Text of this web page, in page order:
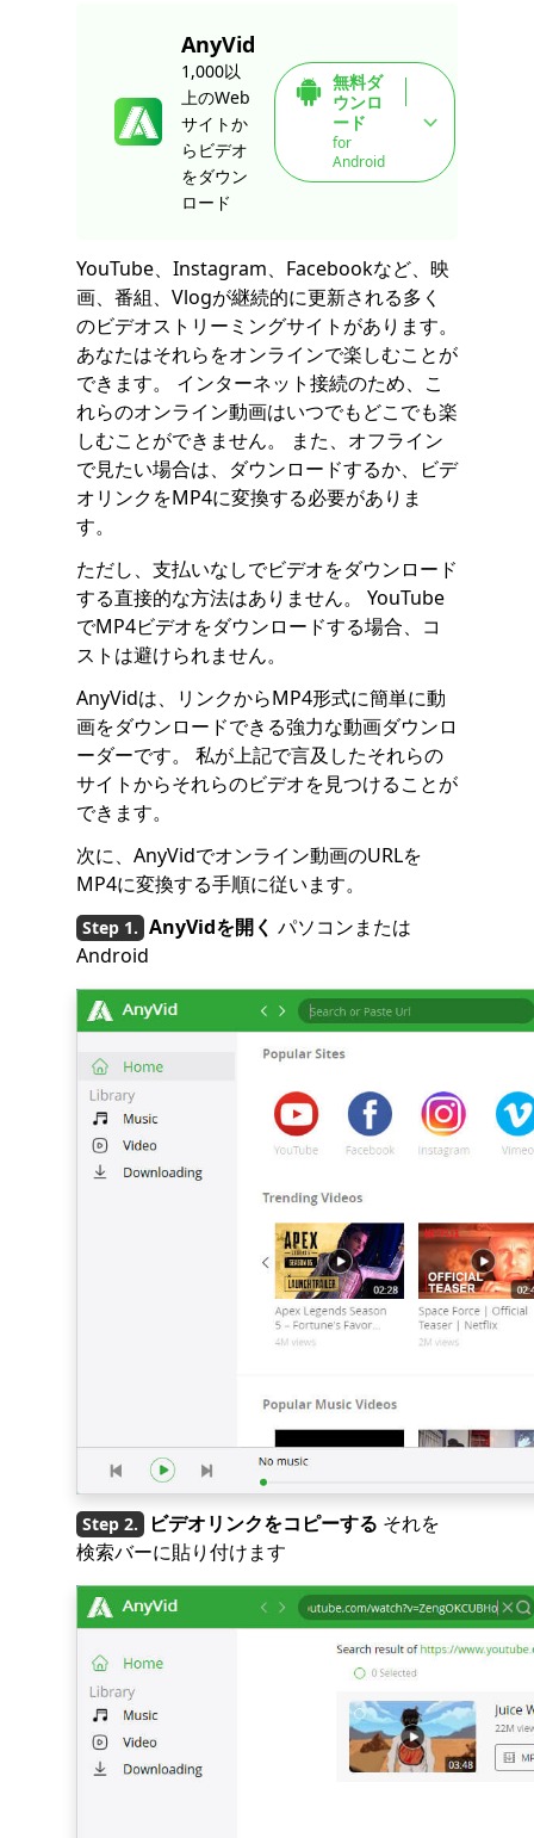
AnyVid
1,000以
上のWeb
サイトか
らビデオ
をダウン
ロード
無料ダ
ウンロ
ード
for
Android
YouTube、Instagram、Facebookなど、映
画、番組、Vlogが継続的に更新される多く
のビデオストリーミングサイトがあります。
あなたはそれらをオンラインで楽しむことが
できます。 インターネット接続のため、こ
れらのオンライン動画はいつでもどこでも楽
しむことができません。 また、オフライン
で見たい場合は、ダウンロードするか、ビデ
オリンクをMP4に変換する必要がありま
す。
ただし、支払いなしでビデオをダウンロード
する直接的な方法はありません。 YouTube
でMP4ビデオをダウンロードする場合、コ
ストは避けられません。
AnyVidは、リンクからMP4形式に簡単に動
画をダウンロードできる強力な動画ダウンロ
ーダーです。 私が上記で言及したそれらの
サイトからそれらのビデオを見つけることが
できます。
次に、AnyVidでオンライン動画のURLを
MP4に変換する手順に従います。
AnyVidを開く パソコンまたは
Android
ビデオリンクをコピーする それを
検索バーに貼り付けます